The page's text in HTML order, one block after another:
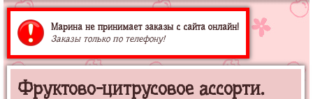
Марина не принимает заказы с сайта онлайн!
Заказы только по телефону!
Фруктово-цитрусовое ассорти.